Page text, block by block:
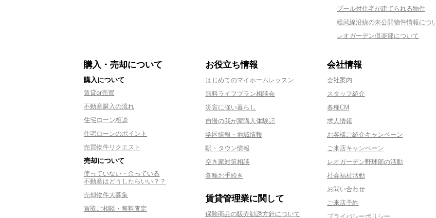
プール付住宅が建てられる物件
総武線沿線の未公開物件情報につ
レオガーデン倶楽部について
購入・売却について
購入について
賃貸or売買
不動産購入の流れ
住宅ローン相談
住宅ローンのポイント
売買物件リクエスト
売却について
使っていない・余っている
不動産はどうしたらいい？？
売却物件大募集
買取ご相談・無料査定
お役立ち情報
はじめてのマイホームレッスン
無料ライフプラン相談会
災害に強い暮らし
自慢の我が家購入体験記
学区情報・地域情報
駅・タウン情報
空き家対策相談
各種お手続き
賃貸管理業に関して
保険商品の販売勧誘方針について
会社情報
会社案内
スタッフ紹介
各種CM
求人情報
お客様ご紹介キャンペーン
ご来店キャンペーン
レオガーデン野球部の活動
社会福祉活動
お問い合わせ
ご来店予約
プライバシーポリシー